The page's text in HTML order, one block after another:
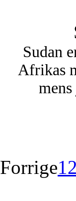
Sudan
Afrikas
Forrige12